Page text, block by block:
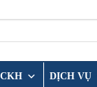
DỊCH VỤ